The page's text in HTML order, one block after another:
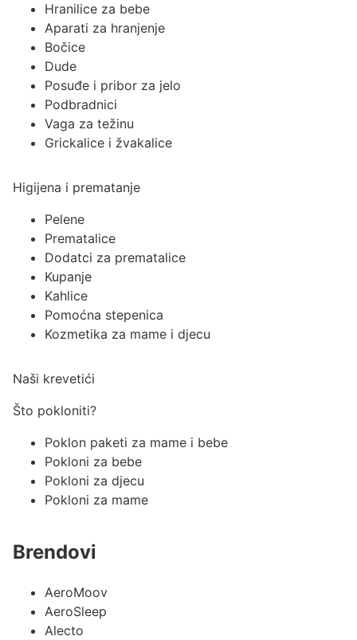
Hranilice za bebe
Aparati za hranjenje
Bočice
Dude
Posuđe i pribor za jelo
Podbradnici
Vaga za težinu
Grickalice i žvakalice
Higijena i prematanje
Pelene
Prematalice
Dodatci za prematalice
Kupanje
Kahlice
Pomoćna stepenica
Kozmetika za mame i djecu
Naši krevetići
Što pokloniti?
Poklon paketi za mame i bebe
Pokloni za bebe
Pokloni za djecu
Pokloni za mame
Brendovi
AeroMoov
AeroSleep
Alecto